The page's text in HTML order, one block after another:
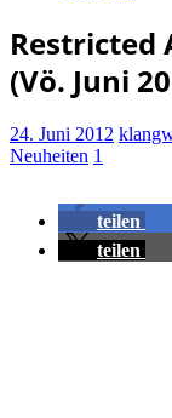
Restricted
(Vö. Juni
24. Juni 2012
Neuheiten 1
teilen
teilen